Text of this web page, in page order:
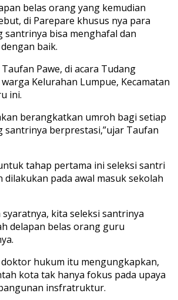
belas orang yang kemudian
di Parepare khusus nya para
santrinya bisa menghafal dan
baik.
Pawe, di acara Tudang
Kelurahan Lumpue, Kecamatan
ini.
berangkatkan umroh bagi setiap
santrinya berprestasi,”ujar Taufan
tahap pertama ini seleksi santri
dilakukan ‎pada awal masuk sekolah
syaratnya, kita seleksi santrinya
delapan belas orang guru
hukum itu mengungkapkan,
kota tak hanya fokus pada upaya
insfratruktur.